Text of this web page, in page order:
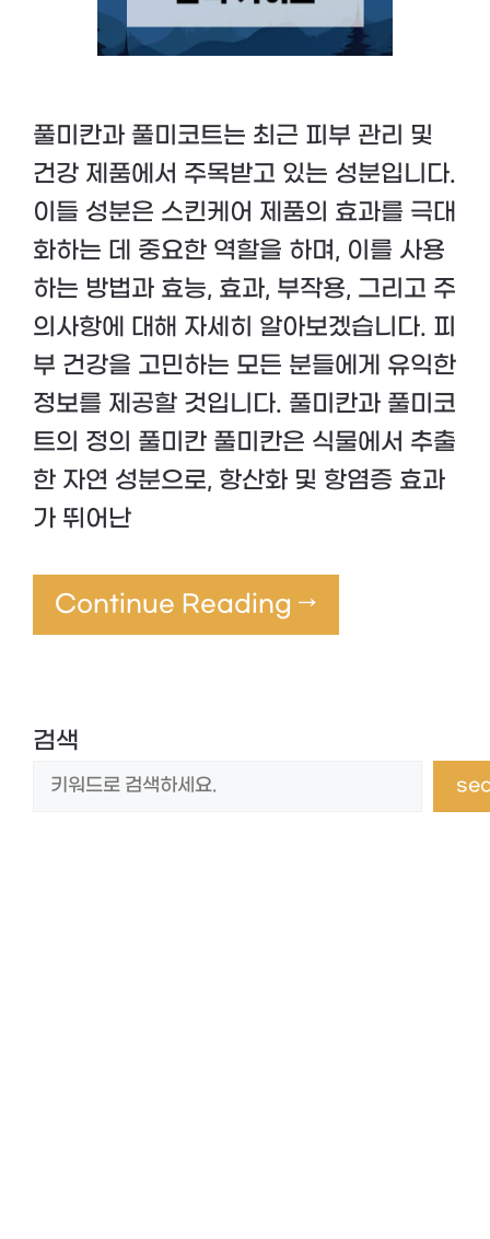
풀미칸과 풀미코트는 최근 피부 관리 및
건강 제품에서 주목받고 있는 성분입니다.
이들 성분은 스킨케어 제품의 효과를 극대
화하는 데 중요한 역할을 하며, 이를 사용
하는 방법과 효능, 효과, 부작용, 그리고 주
의사항에 대해 자세히 알아보겠습니다. 피
부 건강을 고민하는 모든 분들에게 유익한
정보를 제공할 것입니다. 풀미칸과 풀미코
트의 정의 풀미칸 풀미칸은 식물에서 추출
한 자연 성분으로, 항산화 및 항염증 효과
가 뛰어난
Continue Reading →
검색